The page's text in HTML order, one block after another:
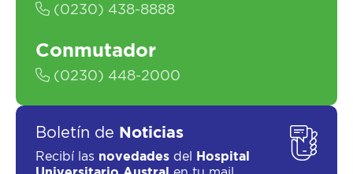
SOLICITAR UN ASESOR
(0230) 438-8888
Conmutador
(0230) 448-2000
Boletín de Noticias
Recibí las novedades del
Hospital